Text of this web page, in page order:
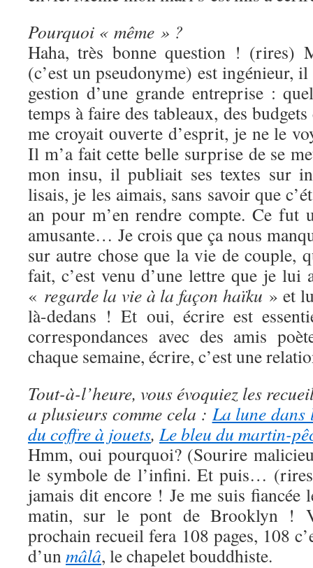
Pourquoi « même » ?
Haha, très bonne question ! (rires)
(c’est un pseudonyme) est ingénieur,
gestion d’une grande entreprise :
temps à faire des tableaux, des
me croyait ouverte d’esprit, je ne le
Il m’a fait cette belle surprise de se
mon insu, il publiait ses textes sur
lisais, je les aimais, sans savoir que
an pour m’en rendre compte. Ce fut
amusante… Je crois que ça nous
sur autre chose que la vie de couple,
fait, c’est venu d’une lettre que je
« regarde la vie à la façon haïku » et
là-dedans ! Et oui, écrire est
correspondances avec des amis
chaque semaine, écrire, c’est une
Tout-à-l’heure, vous évoquiez les
a plusieurs comme cela :La lune dans
du coffre à jouets,Le bleu du martin-
Hmm, oui pourquoi? (Sourire
le symbole de l’infini. Et puis…
jamais dit encore ! Je me suis fiancée
matin, sur le pont de Brooklyn !
prochain recueil fera 108 pages, 108
d’unmâlâ, le chapelet bouddhiste.